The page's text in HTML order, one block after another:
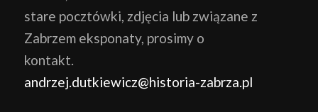
stare pocztówki, zdjęcia lub związane z
Zabrzem eksponaty, prosimy o
kontakt.
andrzej.dutkiewicz@historia-zabrza.pl